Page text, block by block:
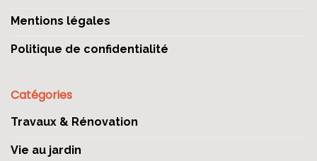
Mentions légales
Politique de confidentialité
Catégories
Travaux & Rénovation
Vie au jardin